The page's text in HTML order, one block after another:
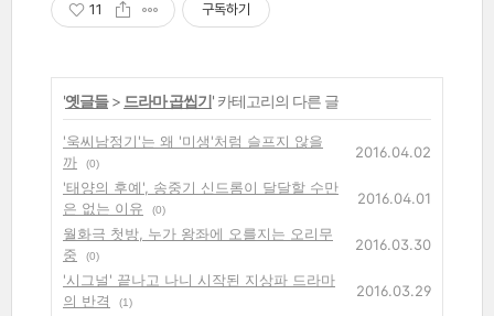
11 구독하기
'옛글들> 드라마 곱씹기' 카테고리의 다른 글
'욱씨남정기'는 왜 '미생'처럼 슬프지 않을
까
(0)
2016.04.02
'태양의 후예', 송중기 신드롬이 달달할 수만
은 없는 이유
(0)
2016.04.01
월화극 첫방, 누가 왕좌에 오를지는 오리무
중
(0)
2016.03.30
'시그널' 끝나고 나니 시작된 지상파 드라마
의 반격
(1)
2016.03.29